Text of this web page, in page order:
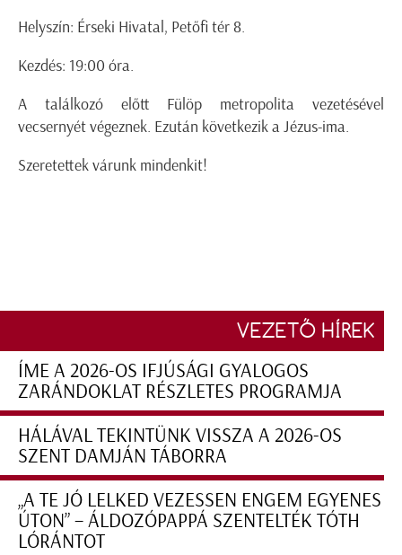
Helyszín: Érseki Hivatal, Petőfi tér 8.
Kezdés: 19:00 óra.
A találkozó előtt Fülöp metropolita vezetésével
vecsernyét végeznek. Ezután következik a Jézus-ima.
Szeretettek várunk mindenkit!
VEZETŐ HÍREK
ÍME A 2026-OS IFJÚSÁGI GYALOGOS
ZARÁNDOKLAT RÉSZLETES PROGRAMJA
HÁLÁVAL TEKINTÜNK VISSZA A 2026-OS
SZENT DAMJÁN TÁBORRA
„A TE JÓ LELKED VEZESSEN ENGEM EGYENES
ÚTON” – ÁLDOZÓPAPPÁ SZENTELTÉK TÓTH
LÓRÁNTOT